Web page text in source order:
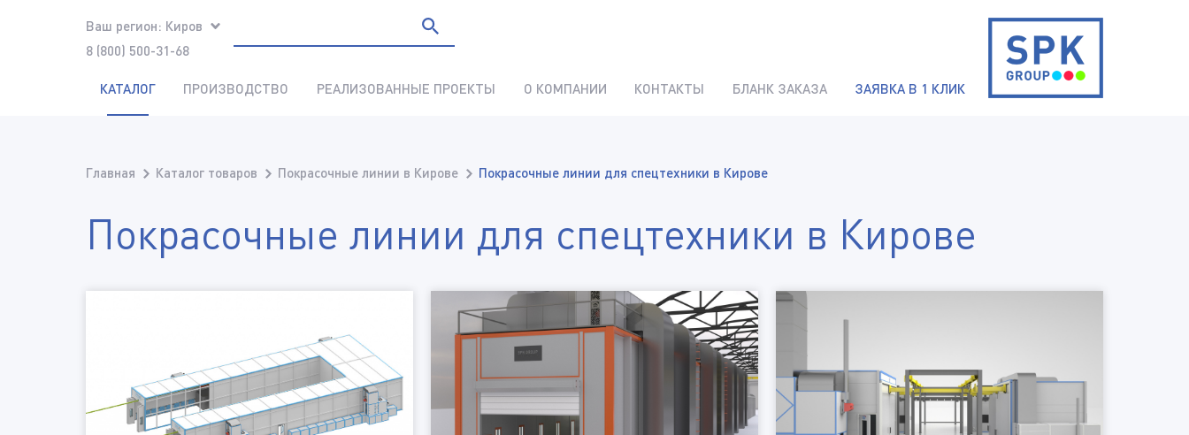
Ваш регион: Киров
8 (800) 500-31-68
КАТАЛОГ ПРОИЗВОДСТВО РЕАЛИЗОВАННЫЕ ПРОЕКТЫ О КОМПАНИИ КОНТАКТЫ БЛАНК ЗАКАЗА ЗАЯВКА В 1 КЛИК
Главная Каталог товаров Покрасочные линии в Кирове Покрасочные линии для спецтехники в Кирове
Покрасочные линии для спецтехники в Кирове